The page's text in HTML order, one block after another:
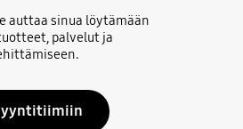
auttaa sinua löytämään
palvelut ja